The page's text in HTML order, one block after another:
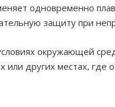
одновременно
защиту при
окружающей
других местах, где